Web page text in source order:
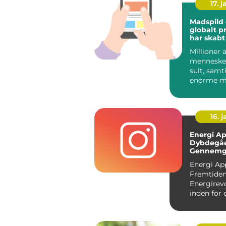
17.
Madspild
globalt
har
en bred
over
Millioner
sult,
enorme
hver
16.
Energi
Energi
inden for